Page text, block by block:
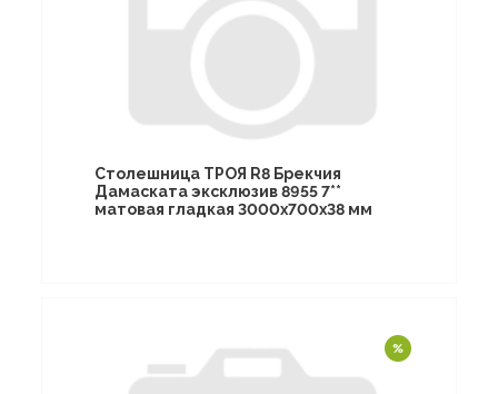
Столешница ТРОЯ R8 Брекчия
Дамаската эксклюзив 8955 7**
матовая гладкая 3000х700х38 мм